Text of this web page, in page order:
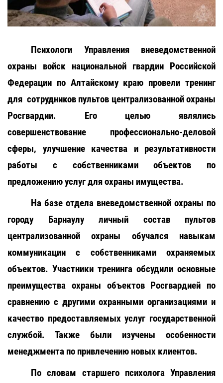
Психологи Управления вневедомственной
охраны войск национальной гвардии Российской
Федерации по Алтайскому краю провели тренинг
для сотрудников пультов централизованной охраны
Росгвардии. Его целью являлись
совершенствование профессионально-деловой
сферы, улучшение качества и результативности
работы с собственниками объектов по
предложению услуг для охраны имущества.
На базе отдела вневедомственной охраны по
городу Барнаулу личный состав пультов
централизованной охраны обучался навыкам
коммуникации с собственниками охраняемых
объектов. Участники тренинга обсудили основные
преимущества охраны объектов Росгвардией по
сравнению с другими охранными организациями и
качество предоставляемых услуг государственной
службой. Также были изучены особенности
менеджмента по привлечению новых клиентов.
По словам старшего психолога Управления